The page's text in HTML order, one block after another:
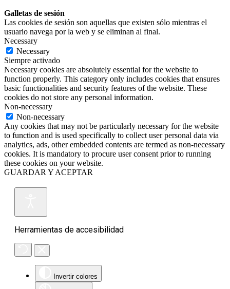
Galletas de sesión
Las cookies de sesión son aquellas que existen sólo mientras el
usuario navega por la web y se eliminan al final.
Necessary
Necessary
Siempre activado
Necessary cookies are absolutely essential for the website to
function properly. This category only includes cookies that ensures
basic functionalities and security features of the website. These
cookies do not store any personal information.
Non-necessary
Non-necessary
Any cookies that may not be particularly necessary for the website
to function and is used specifically to collect user personal data via
analytics, ads, other embedded contents are termed as non-necessary
cookies. It is mandatory to procure user consent prior to running
these cookies on your website.
GUARDAR Y ACEPTAR
Herramientas de accesibilidad
Invertir colores